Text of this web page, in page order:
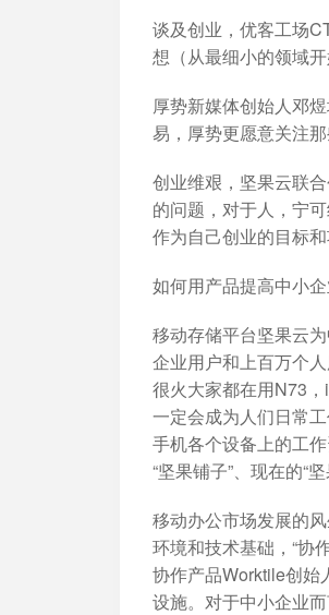
谈及创业，优客工场
想（从最细小的领域
厚势新媒体创始人邓
易，厚势更愿意关注
创业维艰，坚果云联
的问题，对于人，宁
作为自己创业的目标和
如何用产品提高中小
移动存储平台坚果云
企业用户和上百万个
很火大家都在用N73
一定会成为人们日常
手机各个设备上的工
“坚果铺子”、现在的“
移动办公市场发展的
环境和技术基础，“协
协作产品Worktile创始
设施。对于中小企业